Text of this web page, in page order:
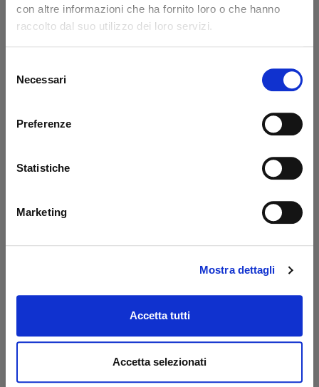
con altre informazioni che ha fornito loro o che hanno
raccolto dal suo utilizzo dei loro servizi.
delNecessari
Preferenze
Statistiche
Marketing
Mostra dettagli
Accetta tutti
Accetta selezionati
Code: 14217L Code: 14218L
€ 189,05+VAT
To order
Oil tank PBS Palfinger
€ 288,00+VAT